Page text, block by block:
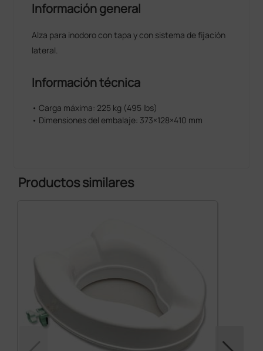
Información general
Alza para inodoro con tapa y con sistema de fijación
lateral.
Información técnica
• Carga máxima: 225 kg (495 lbs)
• Dimensiones del embalaje: 373×128×410 mm
Productos similares